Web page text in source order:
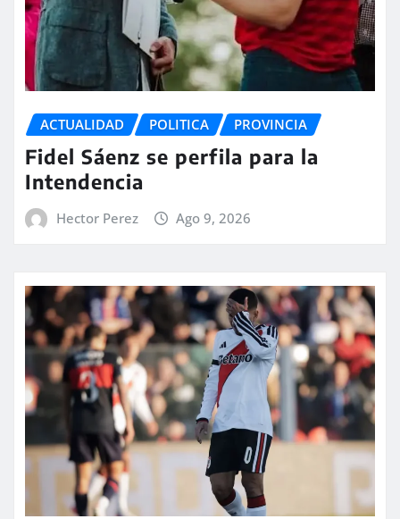
ACTUALIDAD POLITICA PROVINCIA
Fidel Sáenz se perfila para la
Intendencia
Hector Perez Ago 9, 2026